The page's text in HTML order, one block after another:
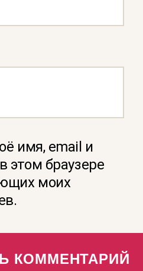
имя, email и
этом браузере
моих